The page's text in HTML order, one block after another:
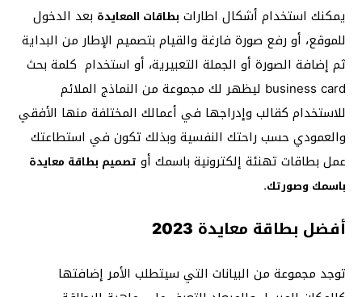
يمكنك استخدام أشكال اطارات بطاقات المعايدة بعد الدخول
للموقع، أو رفع صورة فارغة والقيام بتصميم الإطار من البداية
ثم إضافة الصورة أو الجملة التعبيرية، أو استخدام كلمة بحث
business card ليظهر لك مجموعة من النماذج الملائم
للاستخدام كقالب وإدراجها في أعمالك المختلفة منها الأفقي
والعمودي حسب راحتك النفسية وبذلك تكون في استطاعتك
عمل بطاقات تهنئة إلكترونية باسمك أو تصميم بطاقة معايدة
باسمك وصورتك.
أفضل بطاقة معايدة 2023
توجد مجموعة من البيانات التي سيتطلب الأمر إضافتها